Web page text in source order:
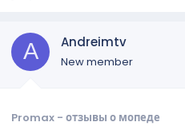
A Andreimtv
New member
Promax - отзывы о мопеде